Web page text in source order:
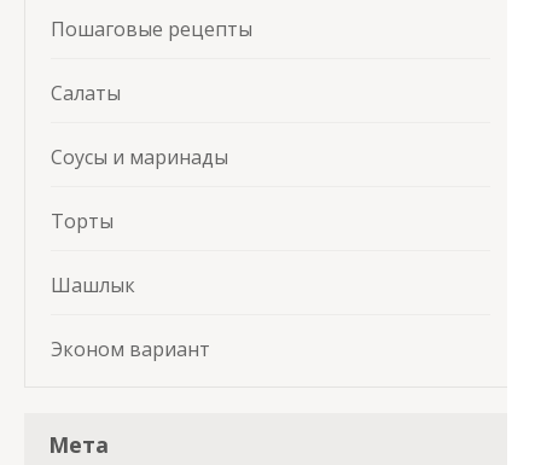
Пошаговые рецепты
Салаты
Соусы и маринады
Торты
Шашлык
Эконом вариант
Мета